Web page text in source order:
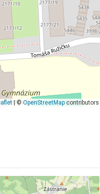
| ©OpenStreetMapcontributors